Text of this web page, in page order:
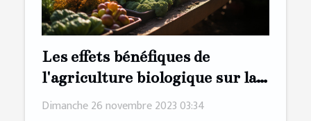
Les effets bénéfiques de
l'agriculture biologique sur la
préservation de la biodiversité
Dimanche 26 novembre 2023 03:34